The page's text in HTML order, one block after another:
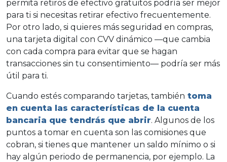
permita retiros de efectivo gratuitos podría ser mejor
para ti si necesitas retirar efectivo frecuentemente.
Por otro lado, si quieres más seguridad en compras,
una tarjeta digital con CVV dinámico —que cambia
con cada compra para evitar que se hagan
transacciones sin tu consentimiento— podría ser más
útil para ti.
Cuando estés comparando tarjetas, también toma
en cuenta las características de la cuenta
bancaria que tendrás que abrir. Algunos de los
puntos a tomar en cuenta son las comisiones que
cobran, si tienes que mantener un saldo mínimo o si
hay algún periodo de permanencia, por ejemplo. La